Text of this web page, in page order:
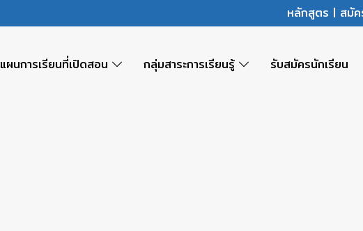
หลักสูตร | สมั
แผนการเรียนที่เปิดสอน กลุ่มสาระการเรียนรู้ รับสมัครนักเรียน